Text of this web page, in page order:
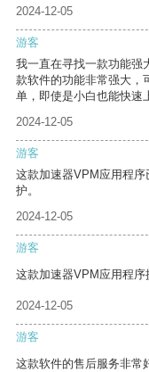
2024-12-05
游客
我一直在寻找一款功能强
款软件的功能非常强大，
单，即使是小白也能快速
2024-12-05
游客
这款加速器VPM应用程
护。
2024-12-05
游客
这款加速器VPM应用程序
2024-12-05
游客
这款软件的售后服务非常